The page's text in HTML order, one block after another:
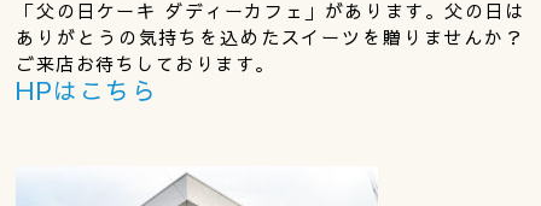
「父の日ケーキ ダディーカフェ」があります。父の日は
ありがとうの気持ちを込めたスイーツを贈りませんか？
ご来店お待ちしております。
HPはこちら